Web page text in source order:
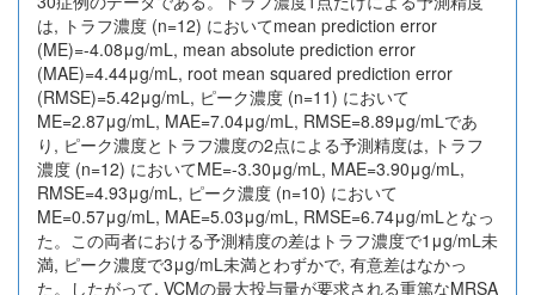
は, トラフ濃度 (n=12) においてmean prediction error
(ME)=-4.08μg/mL, mean absolute prediction error
(MAE)=4.44μg/mL, root mean squared prediction error
(RMSE)=5.42μg/mL, ピーク濃度 (n=11) において
ME=2.87μg/mL, MAE=7.04μg/mL, RMSE=8.89μg/mLであ
り, ピーク濃度とトラフ濃度の2点による予測精度は, トラフ
濃度 (n=12) においてME=-3.30μg/mL, MAE=3.90μg/mL,
RMSE=4.93μg/mL, ピーク濃度 (n=10) において
ME=0.57μg/mL, MAE=5.03μg/mL, RMSE=6.74μg/mLとなっ
た。この両者における予測精度の差はトラフ濃度で1μg/mL未
満, ピーク濃度で3μg/mL未満とわずかで, 有意差はなかっ
た。したがって, VCMの最大投与量が要求される重篤なMRSA